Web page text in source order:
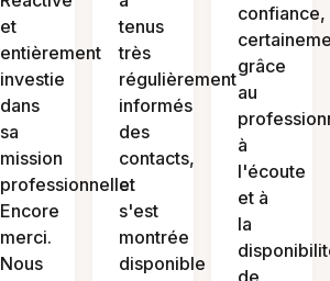
et
entièrement
investie
dans
sa
mission
professionnelle.
Encore
merci.
Nous
tenus
très
régulièrement
informés
des
contacts,
et
s'est
montrée
disponible
confiance,
grâce
au
à
l'écoute
et à
la
de